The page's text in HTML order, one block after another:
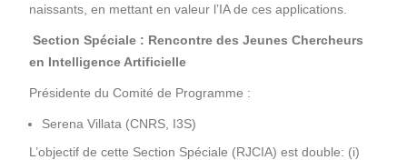
naissants, en mettant en valeur l’IA de ces applications.
Section Spéciale : Rencontre des Jeunes Chercheurs
en Intelligence Artificielle
Présidente du Comité de Programme :
Serena Villata (CNRS, I3S)
L’objectif de cette Section Spéciale (RJCIA) est double: (i)